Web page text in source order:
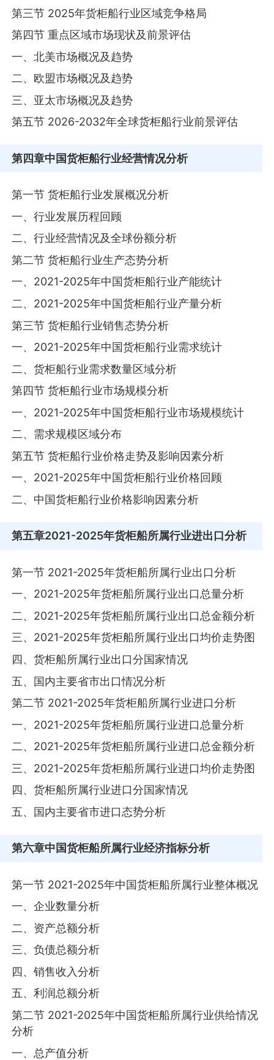
第三节 2025年货柜船行业区域竞争格局
第四节 重点区域市场现状及前景评估
一、北美市场概况及趋势
二、欧盟市场概况及趋势
三、亚太市场概况及趋势
第五节 2026-2032年全球货柜船行业前景评估
第四章中国货柜船行业经营情况分析
第一节 货柜船行业发展概况分析
一、行业发展历程回顾
二、行业经营情况及全球份额分析
第二节 货柜船行业生产态势分析
一、2021-2025年中国货柜船行业产能统计
二、2021-2025年中国货柜船行业产量分析
第三节 货柜船行业销售态势分析
一、2021-2025年中国货柜船行业需求统计
二、货柜船行业需求数量区域分析
第四节 货柜船行业市场规模分析
一、2021-2025年中国货柜船行业市场规模统计
二、需求规模区域分布
第五节 货柜船行业价格走势及影响因素分析
一、2021-2025年中国货柜船行业价格回顾
二、中国货柜船行业价格影响因素分析
第五章2021-2025年货柜船所属行业进出口分析
第一节 2021-2025年货柜船所属行业出口分析
一、2021-2025年货柜船所属行业出口总量分析
二、2021-2025年货柜船所属行业出口总金额分析
三、2021-2025年货柜船所属行业出口均价走势图
四、货柜船所属行业出口分国家情况
五、国内主要省市出口情况分析
第二节 2021-2025年货柜船所属行业进口分析
一、2021-2025年货柜船所属行业进口总量分析
二、2021-2025年货柜船所属行业进口总金额分析
三、2021-2025年货柜船所属行业进口均价走势图
四、货柜船所属行业进口分国家情况
五、国内主要省市进口态势分析
第六章中国货柜船所属行业经济指标分析
第一节 2021-2025年中国货柜船所属行业整体概况
一、企业数量分析
二、资产总额分析
三、负债总额分析
四、销售收入分析
五、利润总额分析
第二节 2021-2025年中国货柜船所属行业供给情况
分析
一、总产值分析